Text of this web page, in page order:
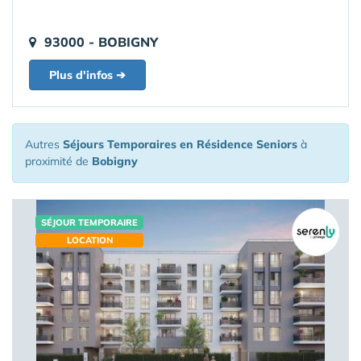
93000 - BOBIGNY
Plus d'infos ➔
Autres Séjours Temporaires en Résidence Seniors à
proximité de Bobigny
SÉJOUR TEMPORAIRE
LOCATION